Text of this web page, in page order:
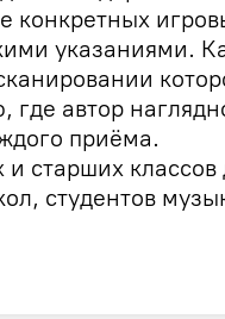
конкретных
указаниями.
где автор
приёма.
старших классов
студентов